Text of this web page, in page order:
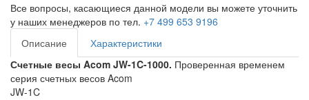
Все вопросы, касающиеся данной модели вы можете уточнить
у наших менеджеров по тел. +7 499 653 9196
Описание
Характеристики
Счетные весы Acom JW-1C-1000. Проверенная временем
серия счетных весов Acom
JW-1C